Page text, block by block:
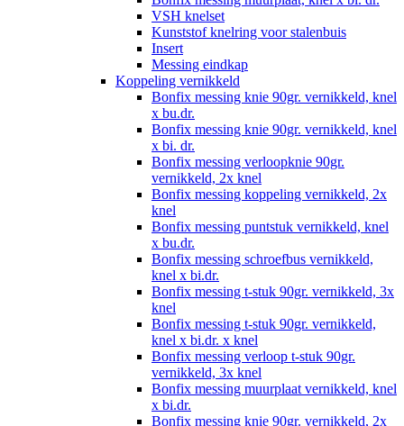
VSH knelset
Kunststof knelring voor stalenbuis
Insert
Messing eindkap
Koppeling vernikkeld
Bonfix messing knie 90gr. vernikkeld, knel
x bu.dr.
Bonfix messing knie 90gr. vernikkeld, knel
x bi. dr.
Bonfix messing verloopknie 90gr.
vernikkeld, 2x knel
Bonfix messing koppeling vernikkeld, 2x
knel
Bonfix messing puntstuk vernikkeld, knel
x bu.dr.
Bonfix messing schroefbus vernikkeld,
knel x bi.dr.
Bonfix messing t-stuk 90gr. vernikkeld, 3x
knel
Bonfix messing t-stuk 90gr. vernikkeld,
knel x bi.dr. x knel
Bonfix messing verloop t-stuk 90gr.
vernikkeld, 3x knel
Bonfix messing muurplaat vernikkeld, knel
x bi.dr.
Bonfix messing knie 90gr. vernikkeld, 2x